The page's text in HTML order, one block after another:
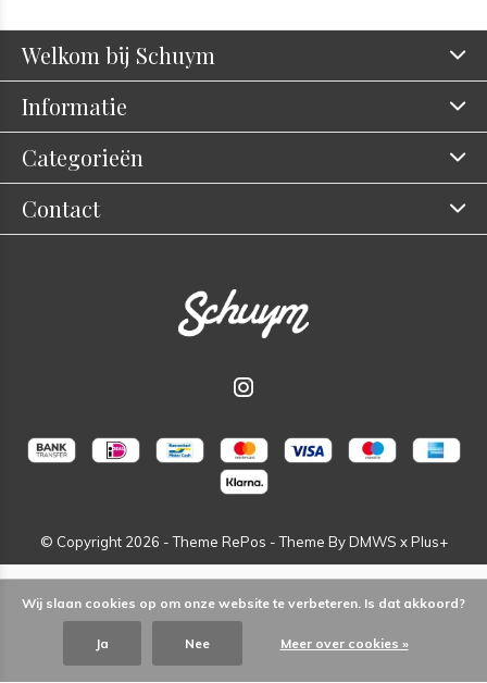
Welkom bij Schuym
Informatie
Categorieën
Contact
© Copyright 2026 - Theme RePos - Theme ByDMWS xPlus+
Wij slaan cookies op om onze website te verbeteren. Is dat akkoord?
Ja Nee Meer over cookies »